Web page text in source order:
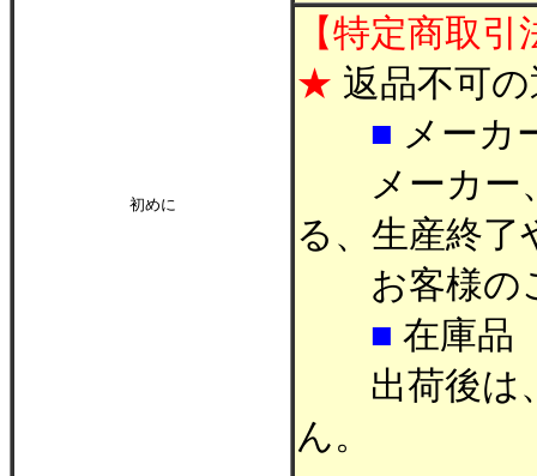
初めに
【特定商取引
★ 返品不可
■ メーカ
メーカー、
る、生産終了
お客様のご
■ 在庫品
出荷後は、
ん。